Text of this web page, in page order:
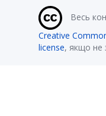
Весь
Creative
license, якщо не